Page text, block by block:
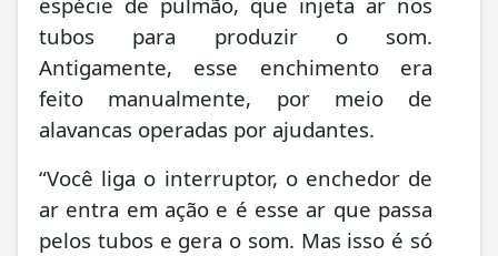
tubos para produzir o som.
Antigamente, esse enchimento era
feito manualmente, por meio de
alavancas operadas por ajudantes.
“Você liga o interruptor, o enchedor de
ar entra em ação e é esse ar que passa
pelos tubos e gera o som. Mas isso é só